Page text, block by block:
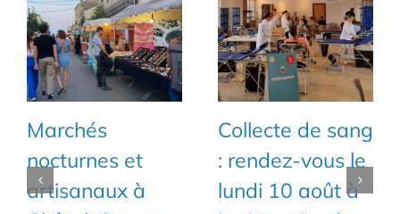
Marchés
nocturnes et
artisanaux à
Collecte de sang
: rendez-vous le
lundi 10 août à